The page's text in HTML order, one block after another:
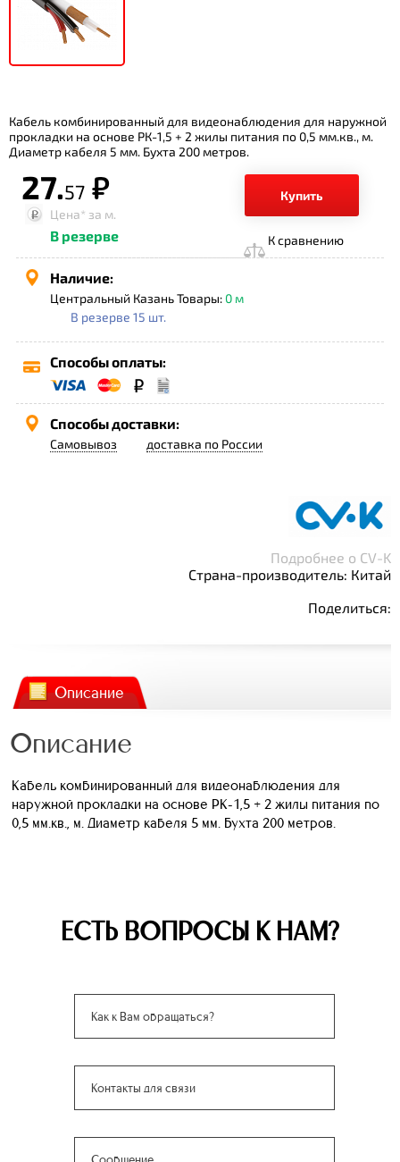
Кабель комбинированный для видеонаблюдения для наружной
прокладки на основе РК-1,5 + 2 жилы питания по 0,5 мм.кв., м.
Диаметр кабеля 5 мм. Бухта 200 метров.
27.57 р.
Купить
Цена* за м.
В резерве К сравнению
Наличие:
Центральный Казань Товары: 0 м
В резерве 15 шт.
Способы оплаты:
Способы доставки:
Самовывоз доставка по России
Подробнее о CV-K
Страна-производитель: Китай
Поделиться:
Описание
Описание
Кабель комбинированный для видеонаблюдения для
наружной прокладки на основе РК-1,5 + 2 жилы питания по
0,5 мм.кв., м. Диаметр кабеля 5 мм. Бухта 200 метров.
ЕСТЬ ВОПРОСЫ К НАМ?